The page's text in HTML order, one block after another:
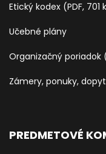
Etický kodex (PDF, 701
Učebné plány
Organizačný poriadok
Zámery, ponuky,
PREDMETOVÉ